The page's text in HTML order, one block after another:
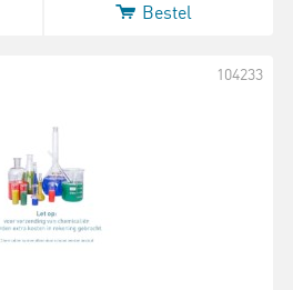
Bestel
104233